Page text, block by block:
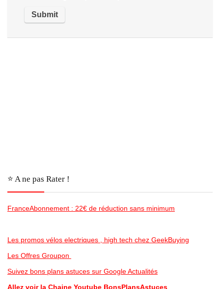
⭐️ A ne pas Rater !
FranceAbonnement : 22€ de réduction sans minimum
Les promos vélos electriques , high tech chez GeekBuying
Les Offres Groupon
Suivez bons plans astuces sur Google Actualités
Allez voir la Chaine Youtube BonsPlansAstuces